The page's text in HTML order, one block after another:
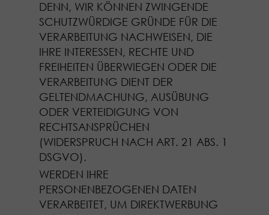
DENN, WIR KÖNNEN ZWINGENDE
SCHUTZWÜRDIGE GRÜNDE FÜR DIE
VERARBEITUNG NACHWEISEN, DIE
IHRE INTERESSEN, RECHTE UND
FREIHEITEN ÜBERWIEGEN ODER DIE
VERARBEITUNG DIENT DER
GELTENDMACHUNG, AUSÜBUNG
ODER VERTEIDIGUNG VON
RECHTSANSPRÜCHEN
(WIDERSPRUCH NACH ART. 21 ABS. 1
DSGVO).
WERDEN IHRE
PERSONENBEZOGENEN DATEN
VERARBEITET, UM DIREKTWERBUNG